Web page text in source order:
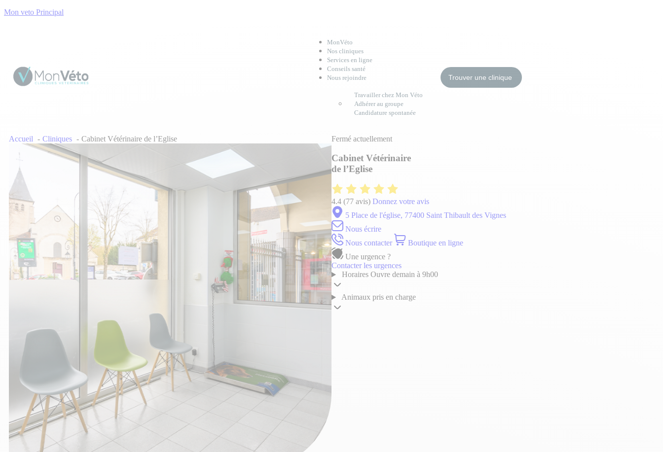
Mon veto Principal
MonVéto
Nos cliniques
Services en ligne
Conseils santé
Nous rejoindre
Travailler chez Mon Véto
Adhérer au groupe
Candidature spontanée
Trouver une clinique
Accueil Cliniques Cabinet Vétérinaire de l’Eglise Fermé actuellement
Cabinet Vétérinaire
de l’Eglise
4.4 (77 avis) Donnez votre avis
5 Place de l'église, 77400 Saint Thibault des Vignes
Nous écrire
Nous contacter
Boutique en ligne
Une urgence ?
Contacter les urgences
Horaires Ouvre demain à 9h00
Animaux pris en charge